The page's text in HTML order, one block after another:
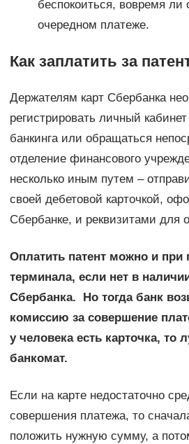
беспокоиться, вовремя ли
очередном платеже.
Как заплатить за
Держателям карт Сбербанка
регистрировать личный
банкинга или обращаться
отделение финансового
несколько иным путем –
своей дебетовой карточкой,
Сбербанке, и реквизитами для
Оплатить патент можно и
терминала, если нет в
Сбербанка. Но тогда банк
комиссию за совершение
у человека есть карточка, то
банкомат.
Если на карте недостаточно
совершения платежа, то
положить нужную сумму, а